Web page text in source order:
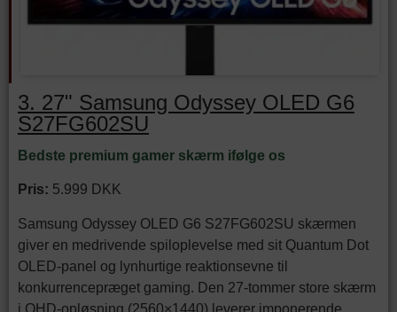
3. 27" Samsung Odyssey OLED G6
S27FG602SU
Bedste premium gamer skærm ifølge os
Pris: 5.999 DKK
Samsung Odyssey OLED G6 S27FG602SU skærmen
giver en medrivende spiloplevelse med sit Quantum Dot
OLED-panel og lynhurtige reaktionsevne til
konkurrencepræget gaming. Den 27-tommer store skærm
i QHD-opløsning (2560×1440) leverer imponerende